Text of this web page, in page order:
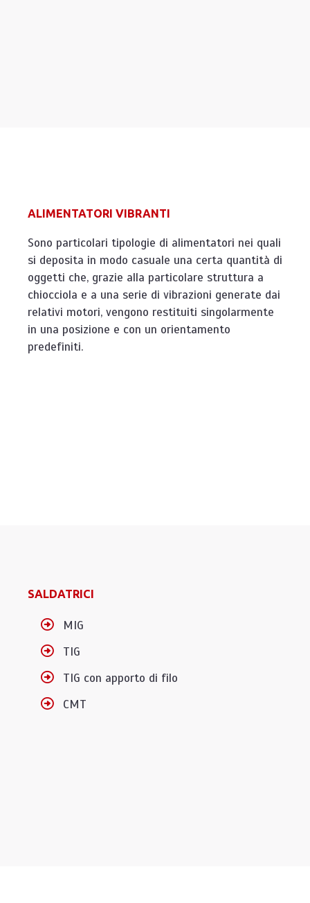
ALIMENTATORI VIBRANTI
Sono particolari tipologie di alimentatori nei quali
si deposita in modo casuale una certa quantità di
oggetti che, grazie alla particolare struttura a
chiocciola e a una serie di vibrazioni generate dai
relativi motori, vengono restituiti singolarmente
in una posizione e con un orientamento
predefiniti.
SALDATRICI
MIG
TIG
TIG con apporto di filo
CMT